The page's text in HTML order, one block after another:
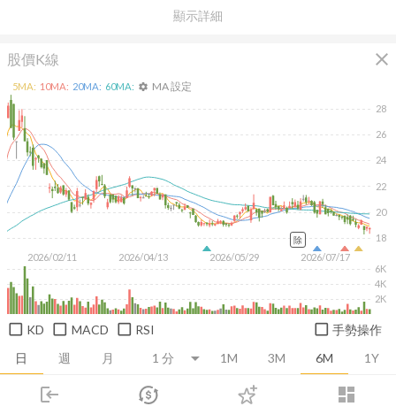
login dashboard
市場 登入
顯示詳細
股價K線 close
日 週 月 1M 3M 6M 1Y
2026/02/11 2026/04/13 2026/05/29 2026/07/17
18
20
22
24
26
28
2K
4K
6K
5MA: 10MA: 20MA: 60MA: settings MA 設定
除
KD MACD RSI 手勢操作
推薦卡片 消息面 財務報